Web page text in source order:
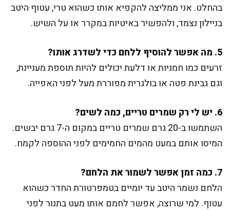
בהחלט. אני ממליצה להקפיא אותו כשהוא טרי, עטוף היטב
בניילון נצמד, ולהפשיר באיטיות במקרר או על השיש.
5. מה אפשר להוסיף ללחם כדי לשדרג אותו?
זרעים כמו חמניות או דלעת יכולים להיות תוספת מעניינת,
וגם גבינת פטה או בולגרית מפוררת מעל לפני האפייה.
6. יש לי רק שמרים טריים, כמה לשים?
השתמשו ב-20 גרם שמרים טריים במקום ה-7 גרם יבשים.
המיסו אותם במעט מהמים החמימים לפני ההוספה לקמח.
7. כמה זמן אפשר לשמור את הלחם?
הלחם נשמר היטב עד יומיים בטמפרטורת החדר כשהוא
עטוף. למי שרוצה, אפשר לחמם אותו מעט בתנור לפני